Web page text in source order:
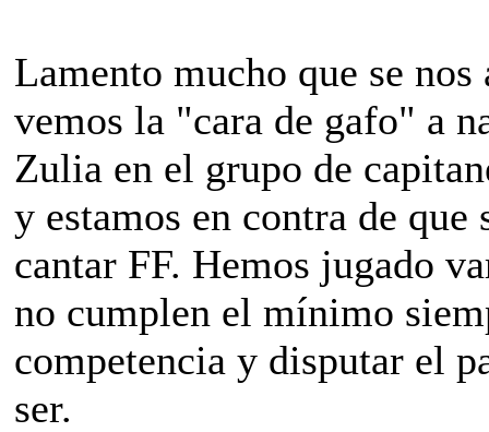
Lamento mucho que se
vemos la "cara de gafo" a
Zulia en el grupo de
y estamos en contra de que
cantar FF. Hemos jugado
no cumplen el mínimo
competencia y disputar el
ser.